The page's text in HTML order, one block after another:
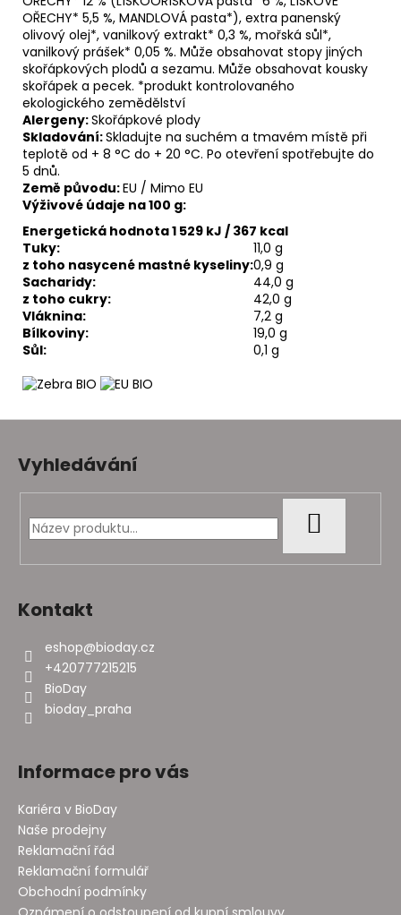
OŘECHY* 5,5 %, MANDLOVÁ pasta*), extra panenský
olivový olej*, vanilkový extrakt* 0,3 %, mořská sůl*,
vanilkový prášek* 0,05 %. Může obsahovat stopy jiných
skořápkových plodů a sezamu. Může obsahovat kousky
skořápek a pecek. *produkt kontrolovaného
ekologického zemědělství
Alergeny:Skořápkové plody
Skladování:Skladujte na suchém a tmavém místě při
teplotě od + 8 °C do + 20 °C. Po otevření spotřebujte do
5 dnů.
Země původu:EU / Mimo EU
Výživové údaje na 100 g:
Energetická hodnota 1 529 kJ / 367 kcal
Tuky:
11,0 g
z toho nasycené mastné kyseliny:0,9 g
Sacharidy:
44,0 g
z toho cukry:
42,0 g
Vláknina:
7,2 g
Bílkoviny:
19,0 g
Sůl:
0,1 g
Vyhledávání
Kontakt
eshop@bioday.cz
+420777215215
BioDay
bioday_praha
Informace pro vás
Kariéra v BioDay
Naše prodejny
Reklamační řád
Reklamační formulář
Obchodní podmínky